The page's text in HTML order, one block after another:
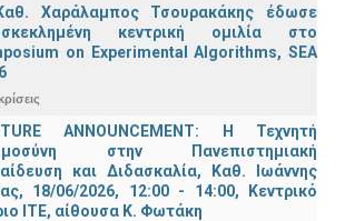
Χαράλαμπος Τσουρακάκης έδωσε
κεντρική ομιλία στο
on Experimental Algorithms, SEA
ANNOUNCEMENT: Η Τεχνητή
στην Πανεπιστημιακή
και Διδασκαλία, Καθ. Ιωάννης
18/06/2026, 12:00 - 14:00, Κεντρικό
ΙΤΕ, αίθουσα Κ. Φωτάκη